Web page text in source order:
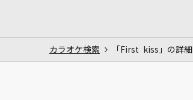
カラオケ検索 「First kiss」の詳細